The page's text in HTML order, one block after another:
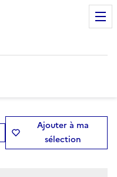
Ajouter à ma
sélection